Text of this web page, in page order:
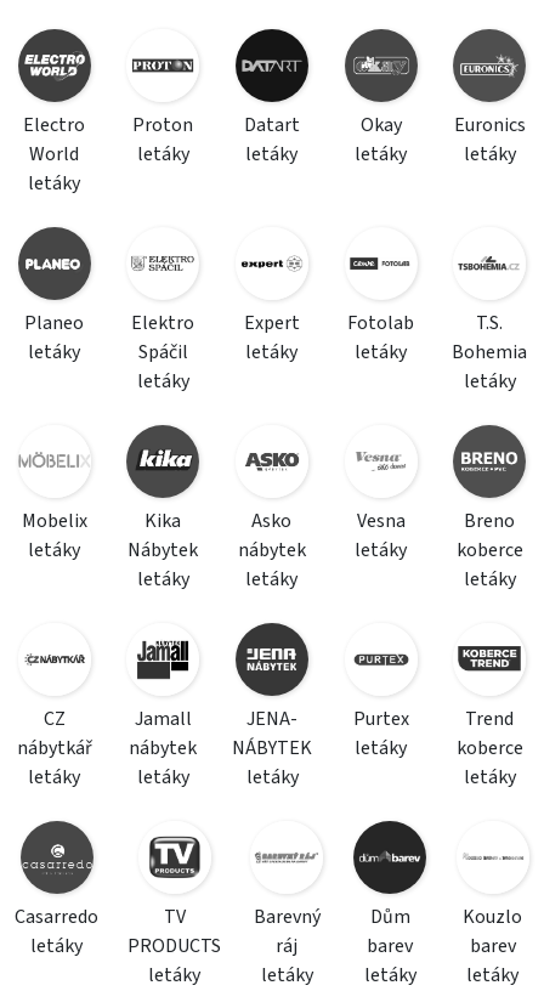
Electro
World
letáky
Proton
letáky
Datart
letáky
Okay
letáky
Euronics
letáky
Planeo
letáky
Elektro
Spáčil
letáky
Expert
letáky
Fotolab
letáky
T.S.
Bohemia
letáky
Mobelix
letáky
Kika
Nábytek
letáky
Asko
nábytek
letáky
Vesna
letáky
Breno
koberce
letáky
CZ
nábytkář
letáky
Jamall
nábytek
letáky
JENA-
NÁBYTEK
letáky
Purtex
letáky
Trend
koberce
letáky
Casarredo
letáky
TV
PRODUCTS
letáky
Barevný
ráj
letáky
Dům
barev
letáky
Kouzlo
barev
letáky